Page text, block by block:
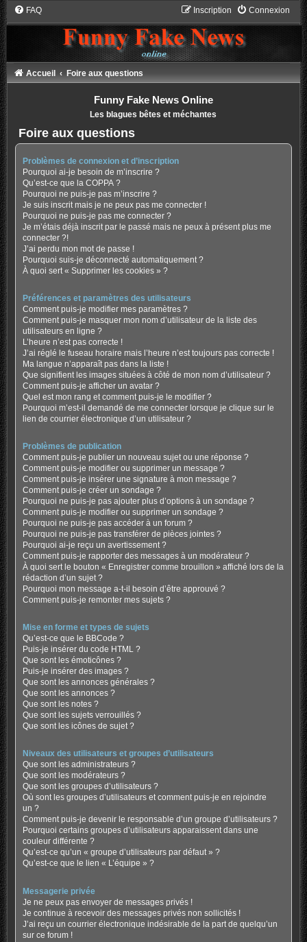
FAQ Connexion
Inscription
Accueil Foire aux questions
Funny Fake News Online
Les blagues bêtes et méchantes
Foire aux questions
Problèmes de connexion et d’inscription
Pourquoi ai-je besoin de m’inscrire ?
Qu’est-ce que la COPPA ?
Pourquoi ne puis-je pas m’inscrire ?
Je suis inscrit mais je ne peux pas me connecter !
Pourquoi ne puis-je pas me connecter ?
Je m’étais déjà inscrit par le passé mais ne peux à présent plus me
connecter ?!
J’ai perdu mon mot de passe !
Pourquoi suis-je déconnecté automatiquement ?
À quoi sert « Supprimer les cookies » ?
Préférences et paramètres des utilisateurs
Comment puis-je modifier mes paramètres ?
Comment puis-je masquer mon nom d’utilisateur de la liste des
utilisateurs en ligne ?
L’heure n’est pas correcte !
J’ai réglé le fuseau horaire mais l’heure n’est toujours pas correcte !
Ma langue n’apparaît pas dans la liste !
Que signifient les images situées à côté de mon nom d’utilisateur ?
Comment puis-je afficher un avatar ?
Quel est mon rang et comment puis-je le modifier ?
Pourquoi m’est-il demandé de me connecter lorsque je clique sur le
lien de courrier électronique d’un utilisateur ?
Problèmes de publication
Comment puis-je publier un nouveau sujet ou une réponse ?
Comment puis-je modifier ou supprimer un message ?
Comment puis-je insérer une signature à mon message ?
Comment puis-je créer un sondage ?
Pourquoi ne puis-je pas ajouter plus d’options à un sondage ?
Comment puis-je modifier ou supprimer un sondage ?
Pourquoi ne puis-je pas accéder à un forum ?
Pourquoi ne puis-je pas transférer de pièces jointes ?
Pourquoi ai-je reçu un avertissement ?
Comment puis-je rapporter des messages à un modérateur ?
À quoi sert le bouton « Enregistrer comme brouillon » affiché lors de la
rédaction d’un sujet ?
Pourquoi mon message a-t-il besoin d’être approuvé ?
Comment puis-je remonter mes sujets ?
Mise en forme et types de sujets
Qu’est-ce que le BBCode ?
Puis-je insérer du code HTML ?
Que sont les émoticônes ?
Puis-je insérer des images ?
Que sont les annonces générales ?
Que sont les annonces ?
Que sont les notes ?
Que sont les sujets verrouillés ?
Que sont les icônes de sujet ?
Niveaux des utilisateurs et groupes d’utilisateurs
Que sont les administrateurs ?
Que sont les modérateurs ?
Que sont les groupes d’utilisateurs ?
Où sont les groupes d’utilisateurs et comment puis-je en rejoindre
un ?
Comment puis-je devenir le responsable d’un groupe d’utilisateurs ?
Pourquoi certains groupes d’utilisateurs apparaissent dans une
couleur différente ?
Qu’est-ce qu’un « groupe d’utilisateurs par défaut » ?
Qu’est-ce que le lien « L’équipe » ?
Messagerie privée
Je ne peux pas envoyer de messages privés !
Je continue à recevoir des messages privés non sollicités !
J’ai reçu un courrier électronique indésirable de la part de quelqu’un
sur ce forum !